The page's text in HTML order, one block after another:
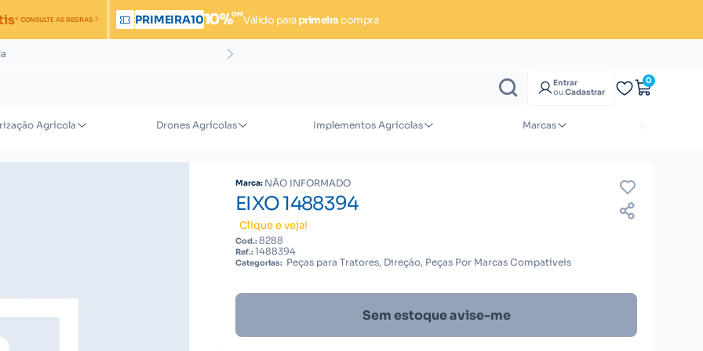
* CONSULTE AS REGRAS PRIMEIRA1010%OFFVálido paraprimeiracompra
Entrar
ouCadastrar
0
Agrícola Drones Agrícolas Implementos Agrícolas Marcas
Marca: NÃO INFORMADO
EIXO 1488394
Clique e veja!
Cod.:8288
Ref.:1488394
Categorias: Peças para Tratores, Direção, Peças Por Marcas Compatíveis
Sem estoque avise-me